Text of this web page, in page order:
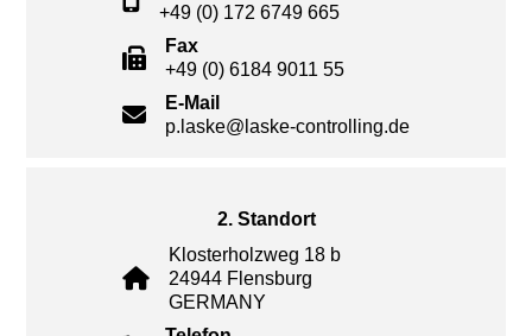
+49 (0) 172 6749 665
Fax
+49 (0) 6184 9011 55
E-Mail
p.laske@laske-controlling.de
2. Standort
Klosterholzweg 18 b
24944 Flensburg
GERMANY